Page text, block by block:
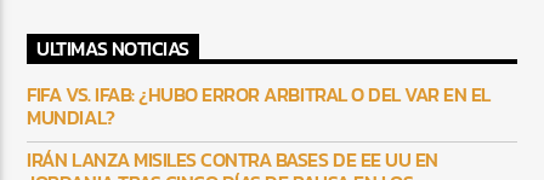
ULTIMAS NOTICIAS
FIFA VS. IFAB: ¿HUBO ERROR ARBITRAL O DEL VAR EN EL
MUNDIAL?
IRÁN LANZA MISILES CONTRA BASES DE EE UU EN